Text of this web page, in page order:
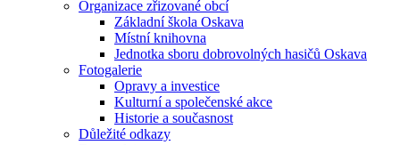
Organizace zřizované obcí
Základní škola Oskava
Místní knihovna
Jednotka sboru dobrovolných hasičů Oskava
Fotogalerie
Opravy a investice
Kulturní a společenské akce
Historie a současnost
Důležité odkazy